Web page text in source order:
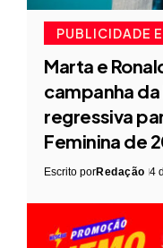
PUBLICIDADE
Marta e
campanha
regressiva
Feminina de
Escrito porRedação 4